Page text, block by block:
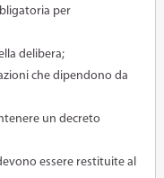
per
delibera;
che dipendono da
un decreto
essere restituite al